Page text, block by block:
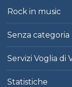
Rock in music
Senza categoria
Servizi Voglia di
Statistiche